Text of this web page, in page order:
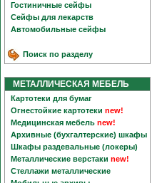
Гостиничные сейфы
Сейфы для лекарств
Автомобильные сейфы
Поиск по разделу
МЕТАЛЛИЧЕСКАЯ МЕБЕЛЬ
Картотеки для бумаг
Огнестойкие картотеки new!
Медицинская мебель new!
Архивные (бухгалтерские) шкафы
Шкафы раздевальные (локеры)
Металлические верстаки new!
Стеллажи металлические